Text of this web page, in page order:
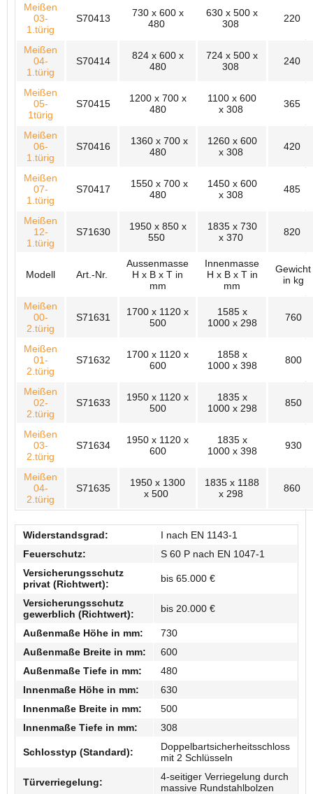
Meißen
03-
1.türig
S70413
730 x 600 x
480
630 x 500 x
308
220
Meißen
04-
1.türig
S70414
824 x 600 x
480
724 x 500 x
308
240
Meißen
05-
1türig
S70415
1200 x 700 x
480
1100 x 600
x 308
365
Meißen
06-
1.türig
S70416
1360 x 700 x
480
1260 x 600
x 308
420
Meißen
07-
1.türig
S70417
1550 x 700 x
480
1450 x 600
x 308
485
Meißen
12-
1.türig
S71630
1950 x 850 x
550
1835 x 730
x 370
820
Modell Art.-Nr.
Aussenmasse
H x B x T in
mm
Innenmasse
H x B x T in
mm
Gewicht
in kg
Meißen
00-
2.türig
S71631
1700 x 1120 x
500
1585 x
1000 x 298
760
Meißen
01-
2.türig
S71632
1700 x 1120 x
600
1858 x
1000 x 398
800
Meißen
02-
2.türig
S71633
1950 x 1120 x
500
1835 x
1000 x 298
850
Meißen
03-
2.türig
S71634
1950 x 1120 x
600
1835 x
1000 x 398
930
Meißen
04-
2.türig
S71635
1950 x 1300
x 500
1835 x 1188
x 298
860
Widerstandsgrad:
I nach EN 1143-1
Feuerschutz:
S 60 P nach EN 1047-1
Versicherungsschutz
privat (Richtwert):
bis 65.000 €
Versicherungsschutz
gewerblich (Richtwert):
bis 20.000 €
Außenmaße Höhe in mm:
730
Außenmaße Breite in mm:
600
Außenmaße Tiefe in mm:
480
Innenmaße Höhe in mm:
630
Innenmaße Breite in mm:
500
Innenmaße Tiefe in mm:
308
Schlosstyp (Standard):
Doppelbartsicherheitsschloss
mit 2 Schlüsseln
Türverriegelung:
4-seitiger Verriegelung durch
massive Rundstahlbolzen